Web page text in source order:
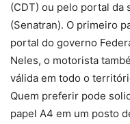
(CDT) ou pelo portal da
(Senatran). O primeiro
portal do governo
Neles, o motorista
válida em todo o
Quem preferir pode
papel A4 em um posto